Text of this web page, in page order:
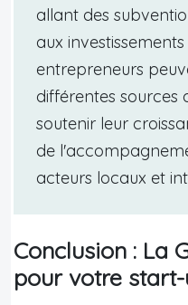
allant des
aux
entrepreneurs
différentes
soutenir leur
de
acteurs locaux et
Conclusion : La
pour votre